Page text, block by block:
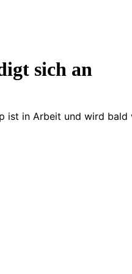
sich an
ist in Arbeit und wird